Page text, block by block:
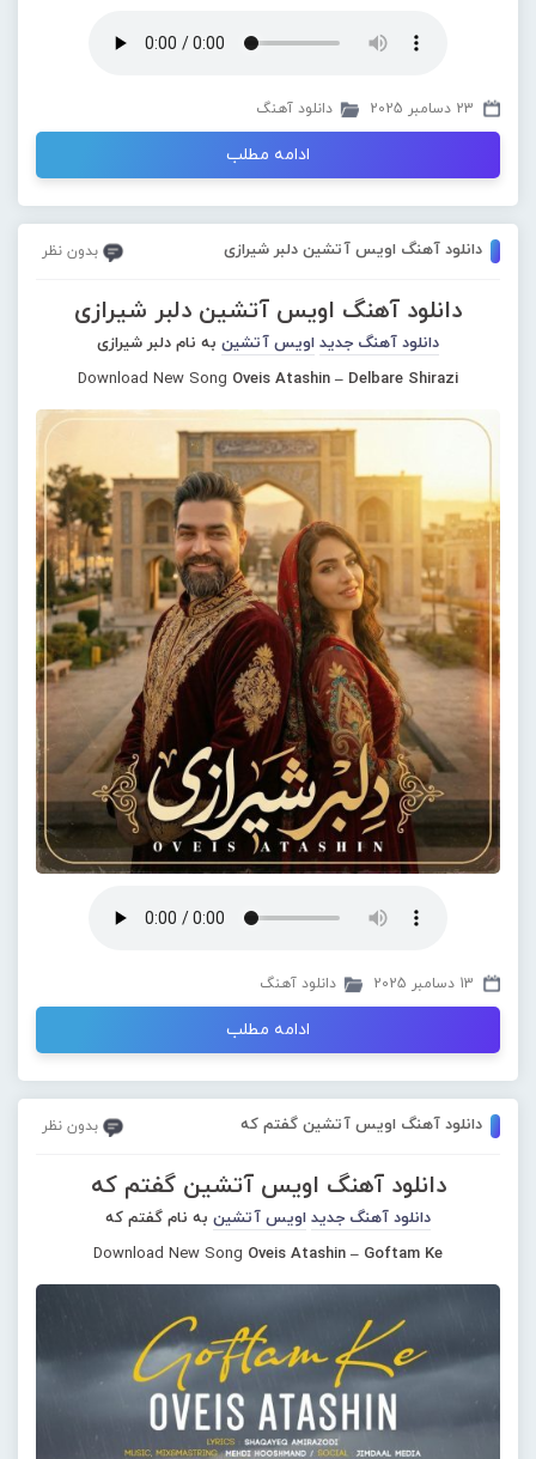
23 دسامبر 2025 دانلود آهنگ
ادامه مطلب
دانلود آهنگ اویس آتشین دلبر شیرازی بدون نظر
دانلود آهنگ اویس آتشین دلبر شیرازی
دانلود آهنگ جدید اویس آتشین به نام دلبر شیرازی
Download New Song Oveis Atashin – Delbare Shirazi
13 دسامبر 2025 دانلود آهنگ
ادامه مطلب
دانلود آهنگ اویس آتشین گفتم که بدون نظر
دانلود آهنگ اویس آتشین گفتم که
دانلود آهنگ جدید اویس آتشین به نام گفتم که
Download New Song Oveis Atashin – Goftam Ke